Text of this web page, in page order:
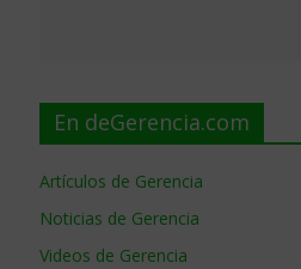
En deGerencia.com
Artículos de Gerencia
Noticias de Gerencia
Videos de Gerencia